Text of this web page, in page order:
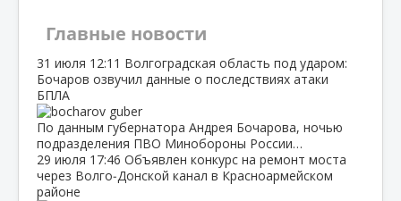
Главные новости
31 июля 12:11 Волгоградская область под ударом:
Бочаров озвучил данные о последствиях атаки
БПЛА
По данным губернатора Андрея Бочарова, ночью
подразделения ПВО Минобороны России…
29 июля 17:46 Объявлен конкурс на ремонт моста
через Волго‑Донской канал в Красноармейском
районе